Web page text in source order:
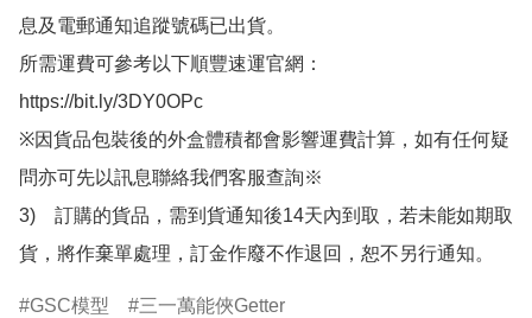
息及電郵通知追蹤號碼已出貨。
所需運費可參考以下順豐速運官網：
https://bit.ly/3DY0OPc
※因貨品包裝後的外盒體積都會影響運費計算，如有任何疑
問亦可先以訊息聯絡我們客服查詢※
3)　訂購的貨品，需到貨通知後14天內到取，若未能如期取
貨，將作棄單處理，訂金作廢不作退回，恕不另行通知。
GSC模型 三一萬能俠Getter